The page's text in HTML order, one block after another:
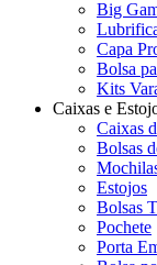
Big
Capa
Bolsa
Kits
Caixas e
Caixas
Bolsas
Estojos
Bolsas
Pochete
Porta